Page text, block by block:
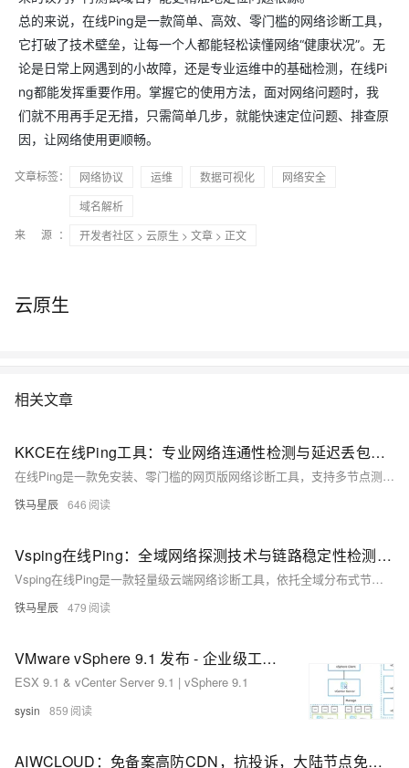
总的来说，在线Ping是一款简单、高效、零门槛的网络诊断工具，
它打破了技术壁垒，让每一个人都能轻松读懂网络“健康状况”。无
论是日常上网遇到的小故障，还是专业运维中的基础检测，在线Pi
ng都能发挥重要作用。掌握它的使用方法，面对网络问题时，我
们就不用再手足无措，只需简单几步，就能快速定位问题、排查原
因，让网络使用更顺畅。
文章标签： 网络协议 运维 数据可视化
网络安全
域名解析
来 源：
开发者社区 > 云原生 > 文章 > 正文
云原生
相关文章
KKCE在线Ping工具：专业网络连通性检测与延迟丢包故障诊断方案
在线Ping是一款免安装、零门槛的网页版网络诊断工具，支持多节点测试，可快速检测延迟、丢包率与连通性，精准定位网页打不开、游戏卡顿、视频缓冲等故障根源，助普通用户和运维人员高效排障。（239字）
铁马星辰 646
Vsping在线Ping：全域网络探测技术与链路稳定性检测解析
Vsping在线Ping是一款轻量级云端网络诊断工具，依托全域分布式节点，支持多地域、多运营商同步Ping探测，无需安装、一键操作。可精准定位延迟、丢包、区域性访问异常等故障，适用于个人自查、远程办公、网站运维及服务器优化，全面提升网络排查效率与稳定性。（239字）
铁马星辰 479
VMware vSphere 9.1 发布 - 企业级工作负载平台
ESX 9.1 & vCenter Server 9.1 | vSphere 9.1
sysin 859
AIWCLOUD：免备案高防CDN，抗投诉，大陆节点免备，在跨国企业混合办公场景下